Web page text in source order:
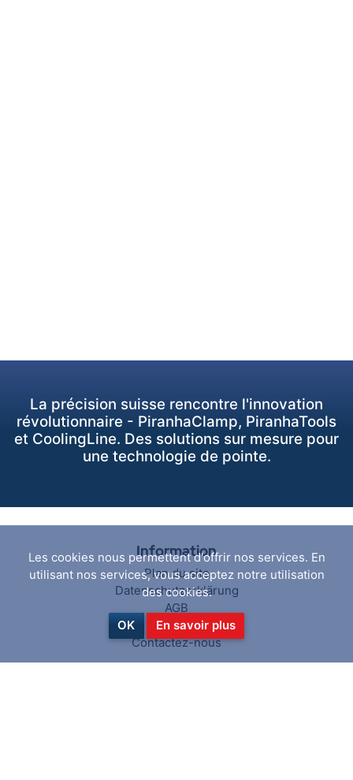
La précision suisse rencontre l'innovation
révolutionnaire - PiranhaClamp, PiranhaTools
et CoolingLine. Des solutions sur mesure pour
une technologie de pointe.
Information
Plan du site
Datenschutzerklärung
AGB
Über uns
Contactez-nous
Les cookies nous permettent d'offrir nos services. En
utilisant nos services, vous acceptez notre utilisation
des cookies.
OK En savoir plus